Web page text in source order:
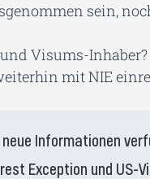
sein,
Visums-Inhaber?
mit NIE
Informationen
Exception und US-